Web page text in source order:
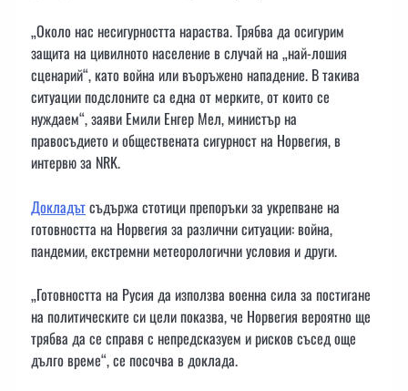
„Около нас несигурността нараства. Трябва да осигурим
защита на цивилното население в случай на „най-лошия
сценарий“, като война или въоръжено нападение. В такива
ситуации подслоните са една от мерките, от които се
нуждаем“, заяви Емили Енгер Мел, министър на
правосъдието и обществената сигурност на Норвегия, в
интервю за NRK.
Докладътсъдържа стотици препоръки за укрепване на
готовността на Норвегия за различни ситуации: война,
пандемии, екстремни метеорологични условия и други.
„Готовността на Русия да използва военна сила за постигане
на политическите си цели показва, че Норвегия вероятно ще
трябва да се справя с непредсказуем и рисков съсед още
дълго време“, се посочва в доклада.